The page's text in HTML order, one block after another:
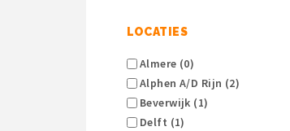
LOCATIES
Almere (0)
Alphen A/d Rijn (2)
Beverwijk (1)
Delft (1)